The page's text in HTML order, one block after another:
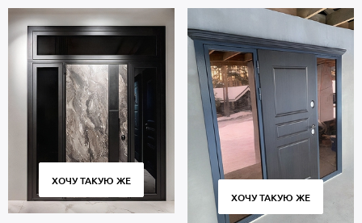
ХОЧУ ТАКУЮ ЖЕ
ХОЧУ ТАКУЮ ЖЕ